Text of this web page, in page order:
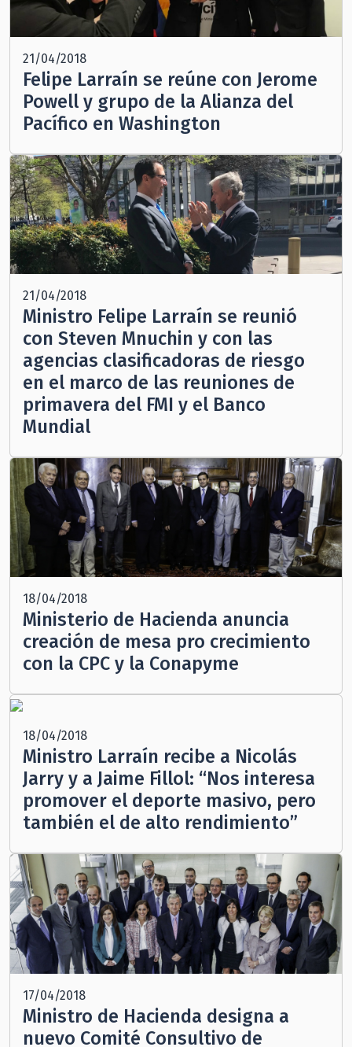
21/04/2018
Felipe Larraín se reúne con Jerome
Powell y grupo de la Alianza del
Pacífico en Washington
21/04/2018
Ministro Felipe Larraín se reunió
con Steven Mnuchin y con las
agencias clasificadoras de riesgo
en el marco de las reuniones de
primavera del FMI y el Banco
Mundial
18/04/2018
Ministerio de Hacienda anuncia
creación de mesa pro crecimiento
con la CPC y la Conapyme
18/04/2018
Ministro Larraín recibe a Nicolás
Jarry y a Jaime Fillol: “Nos interesa
promover el deporte masivo, pero
también el de alto rendimiento”
17/04/2018
Ministro de Hacienda designa a
nuevo Comité Consultivo de